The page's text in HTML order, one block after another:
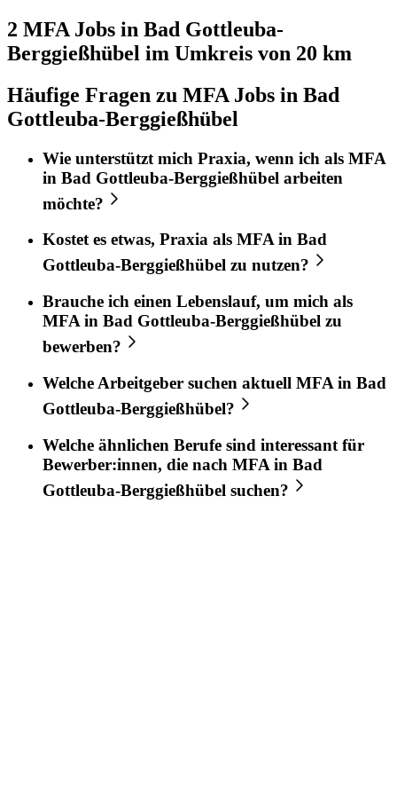
2 MFA Jobs in Bad Gottleuba-
Berggießhübel im Umkreis von 20 km
Häufige Fragen zu MFA Jobs in Bad
Gottleuba-Berggießhübel
Wie unterstützt mich Praxia, wenn ich als MFA
in Bad Gottleuba-Berggießhübel arbeiten
möchte?
Kostet es etwas, Praxia als MFAin Bad
Gottleuba-Berggießhübel zu nutzen?
Brauche ich einen Lebenslauf, um mich als
MFA in Bad Gottleuba-Berggießhübel zu
bewerben?
Welche Arbeitgeber suchen aktuell MFA in Bad
Gottleuba-Berggießhübel?
Welche ähnlichen Berufe sind interessant für
Bewerber:innen, die nach MFA in Bad
Gottleuba-Berggießhübel suchen?